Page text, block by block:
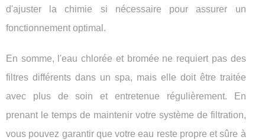
d'ajuster la chimie si nécessaire pour assurer un
fonctionnement optimal.
En somme, l'eau chlorée et bromée ne requiert pas des
filtres différents dans un spa, mais elle doit être traitée
avec plus de soin et entretenue régulièrement. En
prenant le temps de maintenir votre système de filtration,
vous pouvez garantir que votre eau reste propre et sûre à